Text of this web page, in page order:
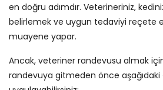
en doğru adımdır. Veterineriniz,
belirlemek ve uygun tedaviyi reçete
muayene yapar.
Ancak, veteriner randevusu almak
randevuya gitmeden önce aşağıdaki